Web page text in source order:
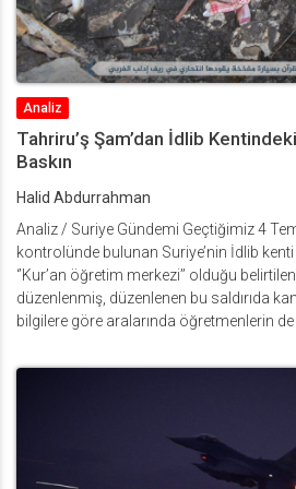
Analiz
Tahriru’ş Şam’dan İdlib
Baskın
Halid Abdurrahman
Analiz / Suriye Gündemi Geçtiğimiz 4
kontrolünde bulunan Suriye’nin İdlib kenti
‘’Kur’an öğretim merkezi’’ olduğu
düzenlenmiş, düzenlenen bu saldırıda
bilgilere göre aralarında öğretmenlerin
Ajansı’nın saldırı sonrası patlamanın
tarafından düzenlendiğini ifade etti.
silahlı muhaliflerin yönetici kadrosunu
canlı bomba saldırıları bölgede ciddi